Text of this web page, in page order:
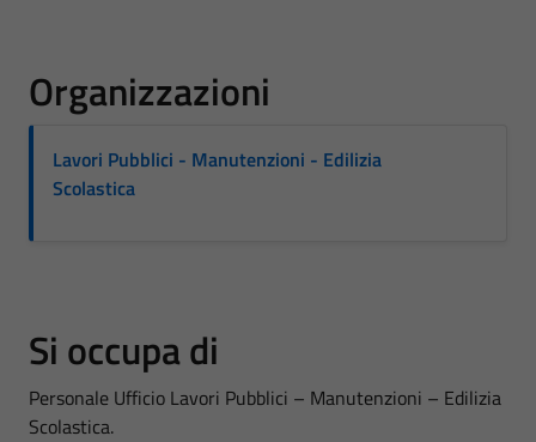
Organizzazioni
Lavori Pubblici - Manutenzioni - Edilizia
Scolastica
Si occupa di
Personale Ufficio Lavori Pubblici – Manutenzioni – Edilizia
Scolastica.